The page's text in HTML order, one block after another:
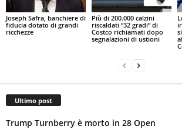
Joseph Safra, banchiere di
fiducia dotato di grandi
ricchezze
Più di 200.000 calzini
riscaldati “32 gradi” di
Costco richiamati dopo
segnalazioni di ustioni
Ultimo post
Trump Turnberry è morto in 28 Open